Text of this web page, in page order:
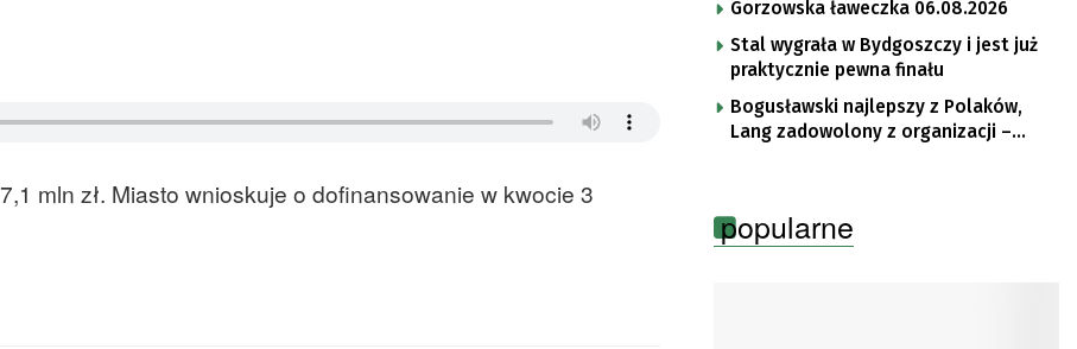
mln zł. Miasto wnioskuje o dofinansowanie w kwocie 3
Gorzowska ławeczka 06.08.2026
Stal wygrała w Bydgoszczy i jest już
praktycznie pewna finału
Bogusławski najlepszy z Polaków,
Lang zadowolony z organizacji –
popularne